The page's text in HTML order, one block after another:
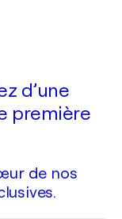
d’une
première
de nos